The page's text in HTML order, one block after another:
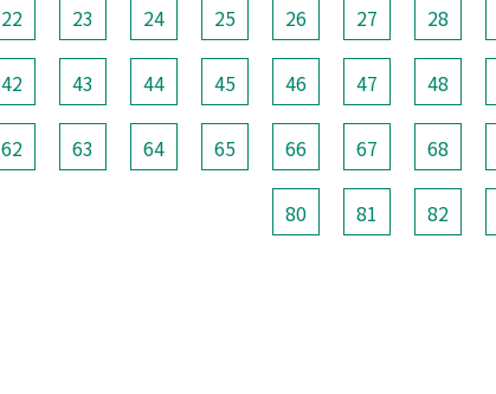
22 23 24 25 26 27 28
42 43 44 45 46 47 48
62 63 64 65 66 67 68
80 81 82